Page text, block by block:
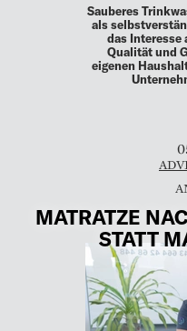
Sauberes
als
das Interesse
Qualität und
eigenen
MATRATZE
STATT